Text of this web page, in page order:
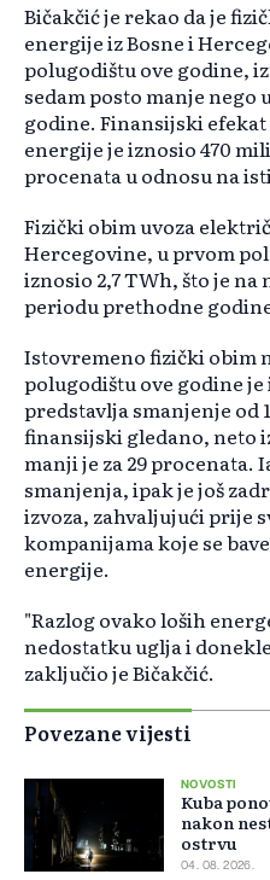
Bičakčić je rekao da je
energije iz Bosne i
polugodištu ove godine,
sedam posto manje
godine. Finansijski
energije je iznosio 470
procenata u odnosu na
Fizički obim uvoza
Hercegovine, u prvom
iznosio 2,7 TWh, što je na
periodu prethodne
Istovremeno fizički obim
polugodištu ove godine je
predstavlja smanjenje od
finansijski gledano, neto
manji je za 29 procenata.
smanjenja, ipak je još
izvoza, zahvaljujući prije
kompanijama koje se
energije.
"Razlog ovako loših
nedostatku uglja i
zaključio je Bičakčić.
Povezane vijesti
NOVOSTI
Kuba
nakon
ostrvu
04. 08. 2026.